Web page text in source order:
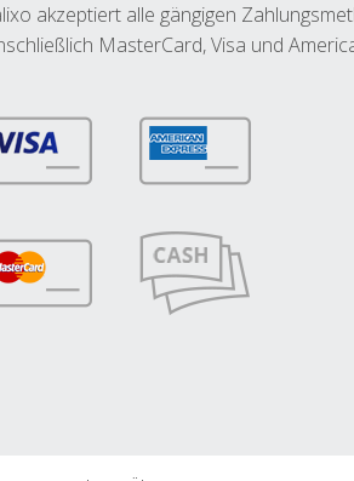
akzeptiert alle gängigen
MasterCard, Visa und